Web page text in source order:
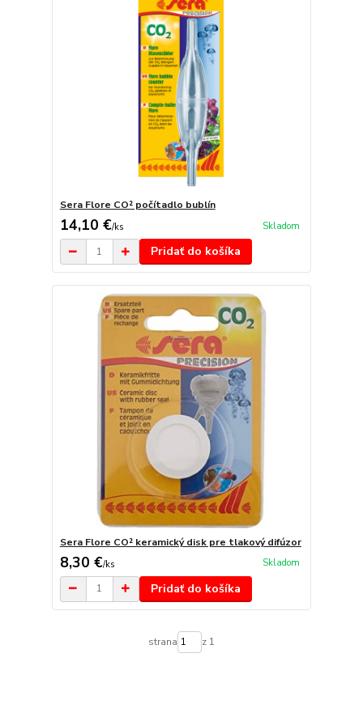
Sera Flore CO² počítadlo bublín
14,10 €/ks Skladom
Pridať do košíka
Sera Flore CO² keramický disk pre tlakový difúzor
8,30 €/ks Skladom
Pridať do košíka
strana z 1